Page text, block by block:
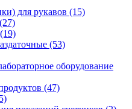
для рукавов (15)
(53)
оборудование
(47)